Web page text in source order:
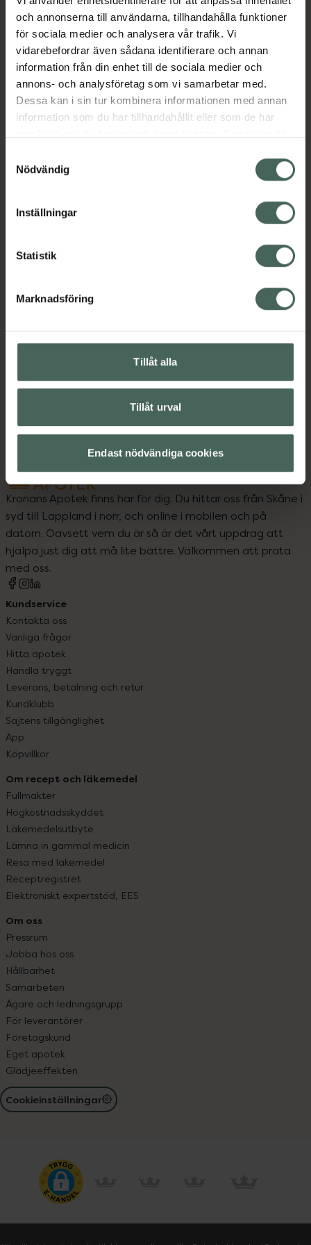
och annonserna till användarna, tillhandahålla funktioner
för sociala medier och analysera vår trafik. Vi
vidarebefordrar även sådana identifierare och annan
information från din enhet till de sociala medier och
annons- och analysföretag som vi samarbetar med.
Dessa kan i sin tur kombinera informationen med annan
information som du har tillhandahållit eller som de har
återkalla ditt samtycke via webbplatsens
cookieinställningar. Ett återkallat samtycke påverkar inte
lagligheten av behandling som skett innan återkallelsen.
Nödvändig
Inställningar
Statistik
Marknadsföring
Tillåt alla
Tillåt urval
Endast nödvändiga cookies
textur för en uppfriskande look.
Doft: Körsbär - Vilda bär - Kaprifol – Musk
Jämförpris 374,50 kr/l
EAN:05010724526798
Kategorier:
HårvårdStylingTorrschampo
Visa
Upptäck flera produkter inom
Kronans Apotek finns här för dig. Du hittar oss från Skåne i
syd till Lappland i norr, och online i mobilen och på
datorn. Oavsett vem du är så är det vårt uppdrag att
hjälpa just dig att må lite bättre. Välkommen att prata
med oss.
Kundservice
Kontakta oss
Vanliga frågor
Hitta apotek
Handla tryggt
Leverans, betalning och retur
Kundklubb
Sajtens tillgänglighet
App
Köpvillkor
Om recept och läkemedel
Fullmakter
Högkostnadsskyddet
Läkemedelsutbyte
Lämna in gammal medicin
Resa med läkemedel
Receptregistret
Elektroniskt expertstöd, EES
Om oss
Pressrum
Jobba hos oss
Hållbarhet
Samarbeten
Ägare och ledningsgrupp
För leverantörer
Företagskund
Eget apotek
Glädjeeffekten
Cookieinställningar